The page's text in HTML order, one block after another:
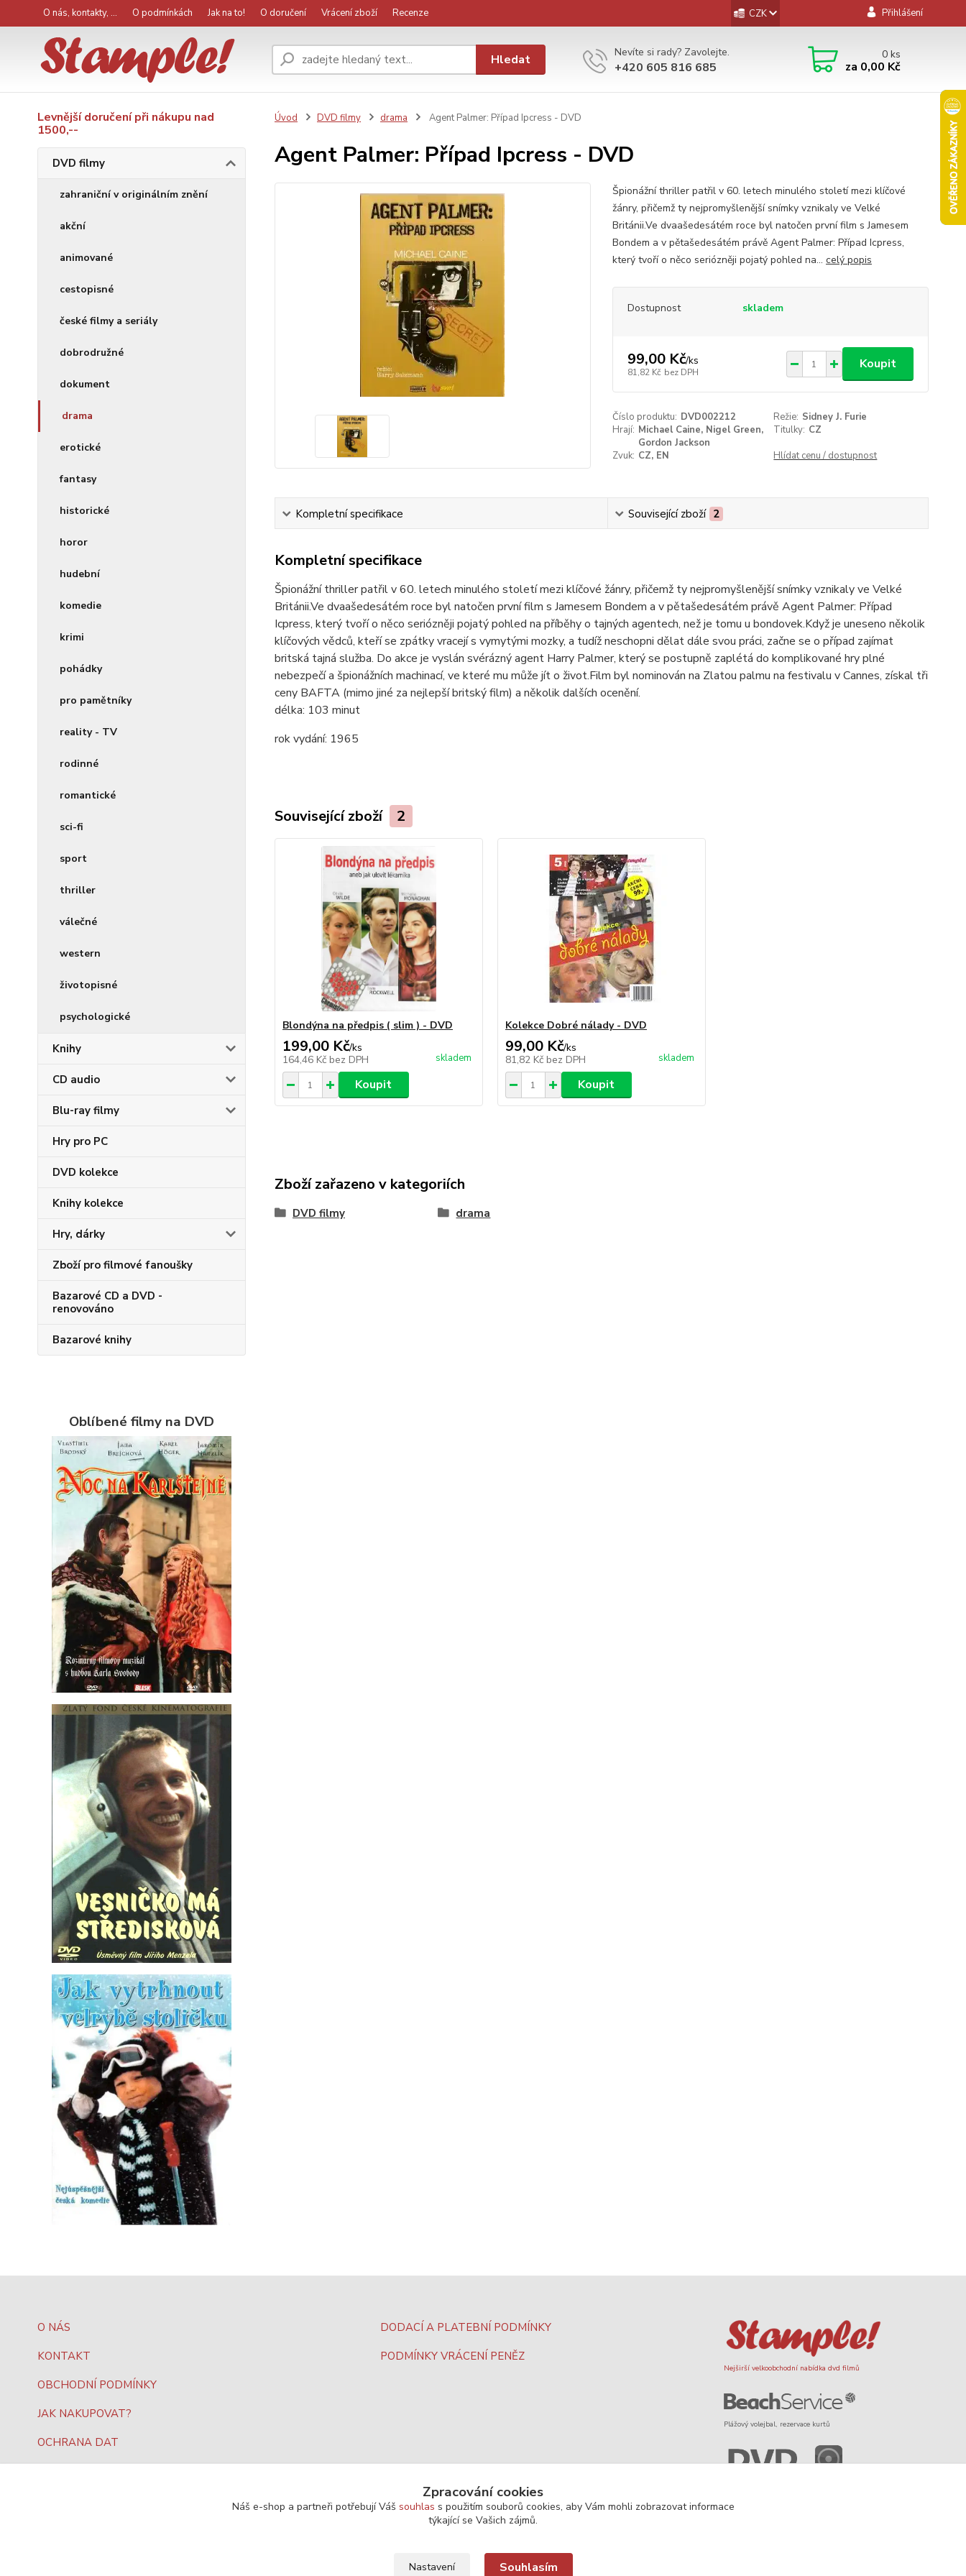
O nás, kontakty, ... O podmínkách Jak na to! O doručení Vrácení zboží Recenze CZK Přihlášení
Hledat Nevíte si rady? Zavolejte.
+420 605 816 685
0ks
za 0,00 Kč
Levnější doručení při nákupu nad
1500,--
DVD filmy
zahraniční v originálním znění
akční
animované
cestopisné
české filmy a seriály
dobrodružné
dokument
drama
erotické
fantasy
historické
horor
hudební
komedie
krimi
pohádky
pro pamětníky
reality - TV
rodinné
romantické
sci-fi
sport
thriller
válečné
western
životopisné
psychologické
Knihy
CD audio
Blu-ray filmy
Hry pro PC
DVD kolekce
Knihy kolekce
Hry, dárky
Zboží pro filmové fanoušky
Bazarové CD a DVD -
renovováno
Bazarové knihy
Oblíbené filmy na DVD
Úvod DVD filmy drama Agent Palmer: Případ Ipcress - DVD
Agent Palmer: Případ Ipcress - DVD
Špionážní thriller patřil v 60. letech minulého století mezi klíčové
žánry, přičemž ty nejpromyšlenější snímky vznikaly ve Velké
Británii.Ve dvaašedesátém roce byl natočen první film s Jamesem
Bondem a v pětašedesátém právě Agent Palmer: Případ Icpress,
který tvoří o něco seriózněji pojatý pohled na... celý popis
Dostupnost skladem
99,00 Kč/ks
81,82 Kč bez DPH
Koupit
Číslo produktu: DVD002212 Režie: Sidney J. Furie
Hrají: Michael Caine, Nigel Green,
Gordon Jackson
Titulky: CZ
Zvuk: CZ, EN Hlídat cenu / dostupnost
Kompletní specifikace Související zboží 2
Kompletní specifikace
Špionážní thriller patřil v 60. letech minulého století mezi klíčové žánry, přičemž ty nejpromyšlenější snímky vznikaly ve Velké
Británii.Ve dvaašedesátém roce byl natočen první film s Jamesem Bondem a v pětašedesátém právě Agent Palmer: Případ
Icpress, který tvoří o něco seriózněji pojatý pohled na příběhy o tajných agentech, než je tomu u bondovek.Když je uneseno několik
klíčových vědců, kteří se zpátky vracejí s vymytými mozky, a tudíž neschopni dělat dále svou práci, začne se o případ zajímat
britská tajná služba. Do akce je vyslán svérázný agent Harry Palmer, který se postupně zaplétá do komplikované hry plné
nebezpečí a špionážních machinací, ve které mu může jít o život.Film byl nominován na Zlatou palmu na festivalu v Cannes, získal tři
ceny BAFTA (mimo jiné za nejlepší britský film) a několik dalších ocenění.
délka: 103 minut
rok vydání: 1965
Související zboží 2
Blondýna na předpis ( slim ) - DVD
199,00 Kč/ks
164,46 Kč bez DPH skladem
Koupit
Kolekce Dobré nálady - DVD
99,00 Kč/ks
81,82 Kč bez DPH skladem
Koupit
Zboží zařazeno v kategoriích
DVD filmy drama
O NÁS
KONTAKT
OBCHODNÍ PODMÍNKY
JAK NAKUPOVAT?
OCHRANA DAT
DODACÍ A PLATEBNÍ PODMÍNKY
PODMÍNKY VRÁCENÍ PENĚZ
Nejširší velkoobchodní nabídka dvd filmů
Plážový volejbal, rezervace kurtů
Zpracování cookies
Náš e-shop a partneři potřebují Váš souhlas s použitím souborů cookies, aby Vám mohli zobrazovat informace
týkající se Vašich zájmů.
Nastavení Souhlasím